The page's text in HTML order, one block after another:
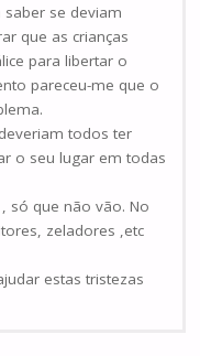
se deviam
que as crianças
para libertar o
pareceu-me que o
todos ter
o seu lugar em todas
só que não vão. No
zeladores ,etc
estas tristezas